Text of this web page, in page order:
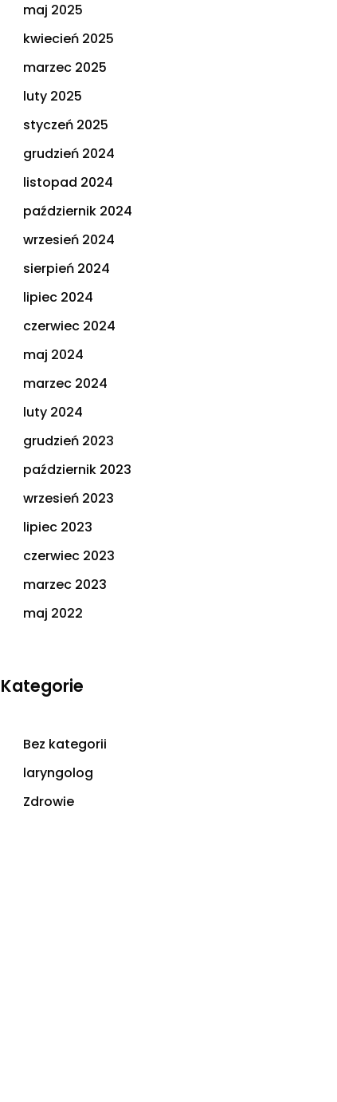
maj 2025
kwiecień 2025
marzec 2025
luty 2025
styczeń 2025
grudzień 2024
listopad 2024
październik 2024
wrzesień 2024
sierpień 2024
lipiec 2024
czerwiec 2024
maj 2024
marzec 2024
luty 2024
grudzień 2023
październik 2023
wrzesień 2023
lipiec 2023
czerwiec 2023
marzec 2023
maj 2022
Kategorie
Bez kategorii
laryngolog
Zdrowie